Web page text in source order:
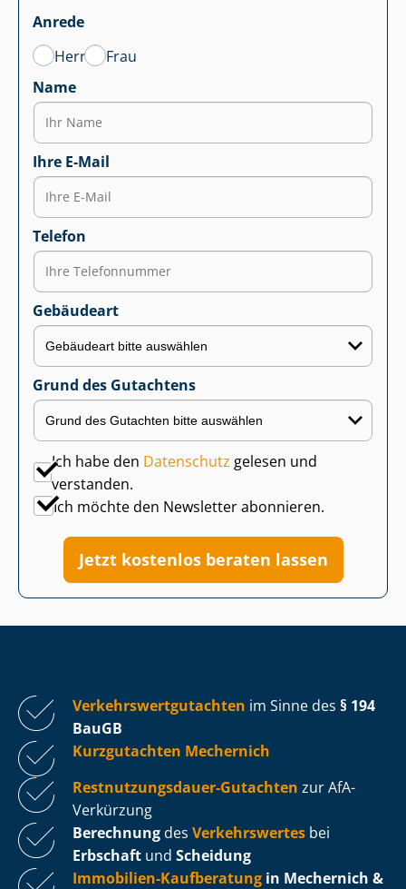
Anrede
Herr
Frau
Name
Ihre E-Mail
Telefon
Gebäudeart
Grund des Gutachtens
Ich habe den Datenschutz gelesen und
verstanden.
Ich möchte den Newsletter abonnieren.
Jetzt kostenlos beraten lassen
Ver­kehrs­wert­gut­ach­ten im Sinne des § 194
BauGB
Kurzgutachten Mechernich
Rest­nut­zungs­dau­er-Gutachten zur AfA-
Verkürzung
Berechnung des Verkehrswertes bei
Erbschaft und Scheidung
Immobilien-Kaufberatung in Mechernich &